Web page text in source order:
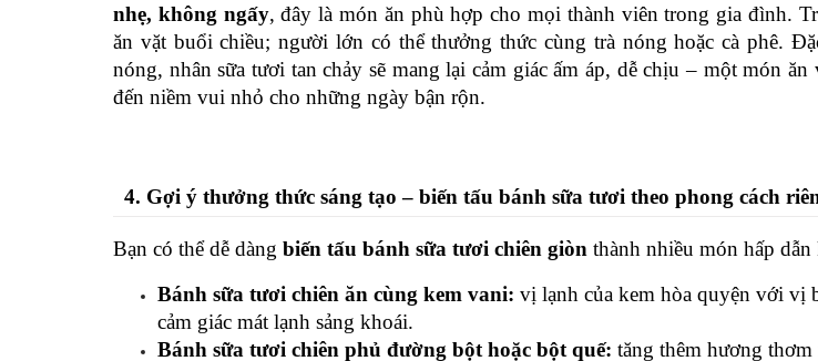
nhẹ, không ngấy, đây là món ăn phù hợp cho mọi thành viên trong gia đình.
ăn vặt buổi chiều; người lớn có thể thưởng thức cùng trà nóng hoặc cà phê.
nóng, nhân sữa tươi tan chảy sẽ mang lại cảm giác ấm áp, dễ chịu – một món
đến niềm vui nhỏ cho những ngày bận rộn.
4. Gợi ý thưởng thức sáng tạo – biến tấu bánh sữa tươi theo phong cách
Bạn có thể dễ dàng biến tấu bánh sữa tươi chiên giòn thành nhiều món hấp
Bánh sữa tươi chiên ăn cùng kem vani: vị lạnh của kem hòa quyện với vị
cảm giác mát lạnh sảng khoái.
Bánh sữa tươi chiên phủ đường bột hoặc bột quế: tăng thêm hương